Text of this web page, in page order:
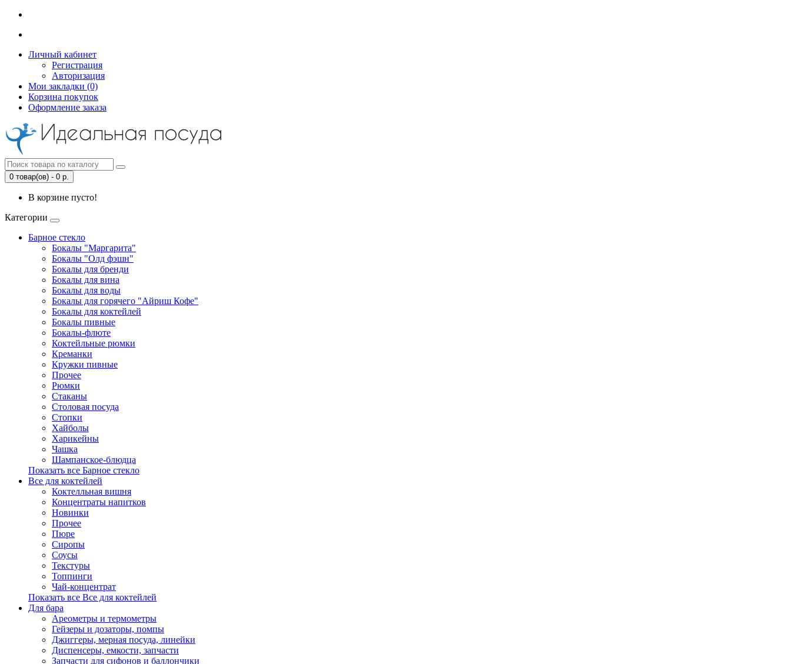
Личный кабинет
Регистрация
Авторизация
Мои закладки (0)
Корзина покупок
Оформление заказа
0 товар(ов) - 0 р.
В корзине пусто!
Категории
Барное стекло
Бокалы "Маргарита"
Бокалы "Олд фэшн"
Бокалы для бренди
Бокалы для вина
Бокалы для воды
Бокалы для горячего "Айриш Кофе"
Бокалы для коктейлей
Бокалы пивные
Бокалы-флюте
Коктейльные рюмки
Креманки
Кружки пивные
Прочее
Рюмки
Стаканы
Столовая посуда
Стопки
Хайболы
Харикейны
Чашка
Шампанское-блюдца
Показать все Барное стекло
Все для коктейлей
Коктелльная вишня
Концентраты напитков
Новинки
Прочее
Пюре
Сиропы
Соусы
Текстуры
Топпинги
Чай-концентрат
Показать все Все для коктейлей
Для бара
Ареометры и термометры
Гейзеры и дозаторы, помпы
Джиггеры, мерная посуда, линейки
Диспенсеры, емкости, запчасти
Запчасти для сифонов и баллончики